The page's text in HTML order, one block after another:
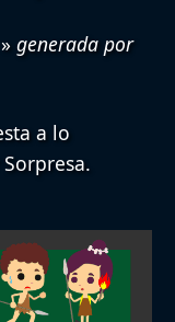
generada por
a lo
Sorpresa.